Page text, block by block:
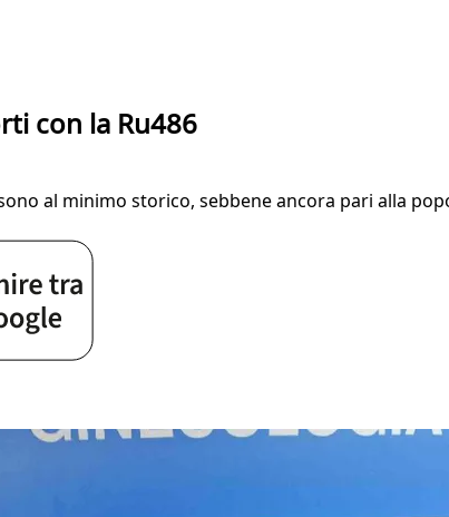
con la Ru486
al minimo storico, sebbene ancora pari alla